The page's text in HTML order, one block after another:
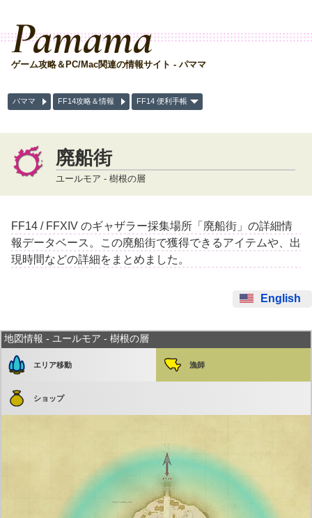
Pamama
ゲーム攻略＆PC/Mac関連の情報サイト - パママ
パママ FF14攻略＆情報 FF14 便利手帳
廃船街
ユールモア - 樹根の層
FF14 / FFXIV のギャザラー採集場所「廃船街」の詳細情
報データベース。この廃船街で獲得できるアイテムや、出
現時間などの詳細をまとめました。
English
地図情報 - ユールモア - 樹根の層
エリア移動 漁師
ショップ